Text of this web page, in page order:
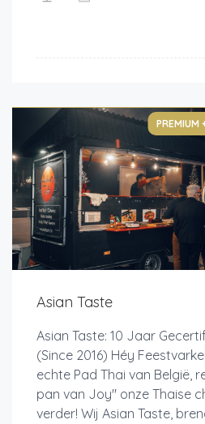
PREMIUM
Asian Taste
Asian Taste: 10 Jaar
(Since 2016) Héy
echte Pad Thai van België,
pan van Joy" onze Thaise
verder! Wij Asian Taste,